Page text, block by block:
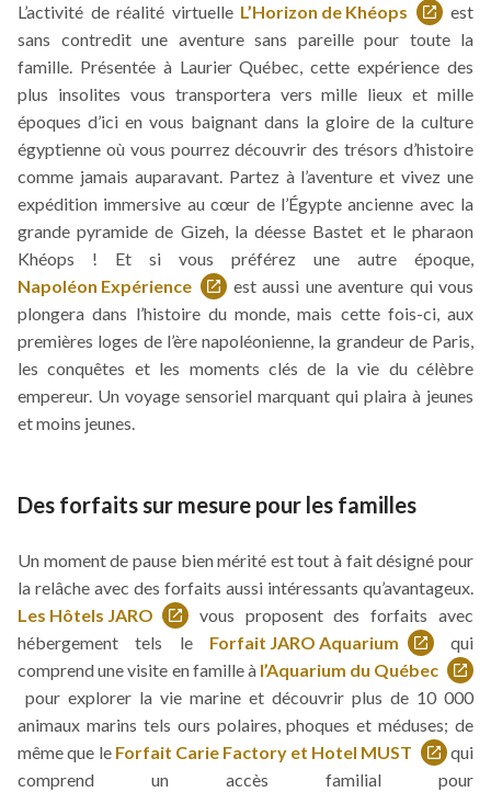
L’activité de réalité virtuelle L’Horizon de Khéops
Ce
lien
s'ouvrira
dans
une
nouvelle
fenêtre
est
sans contredit une aventure sans pareille pour toute la
famille. Présentée à Laurier Québec, cette expérience des
plus insolites vous transportera vers mille lieux et mille
époques d’ici en vous baignant dans la gloire de la culture
égyptienne où vous pourrez découvrir des trésors d’histoire
comme jamais auparavant. Partez à l’aventure et vivez une
expédition immersive au cœur de l’Égypte ancienne avec la
grande pyramide de Gizeh, la déesse Bastet et le pharaon
Khéops ! Et si vous préférez une autre époque,
Napoléon Expérience
Ce
lien
s'ouvrira
dans
une
nouvelle
est aussi une aventure qui vous
plongera dans l’histoire du monde, mais cette fois-ci, aux
premières loges de l’ère napoléonienne, la grandeur de Paris,
les conquêtes et les moments clés de la vie du célèbre
empereur. Un voyage sensoriel marquant qui plaira à jeunes
et moins jeunes.
Des forfaits sur mesure pour les familles
Un moment de pause bien mérité est tout à fait désigné pour
la relâche avec des forfaits aussi intéressants qu’avantageux.
Les Hôtels JARO
Ce
lien
s'ouvrira
dans
une
nouvelle
vous proposent des forfaits avec
hébergement tels le Forfait JARO Aquarium
Ce
lien
s'ouvrira
dans
une
qui
comprend une visite en famille à l’Aquarium du Québec
Ce
lien
s'ouvrira
dans
pour explorer la vie marine et découvrir plus de 10 000
animaux marins tels ours polaires, phoques et méduses; de
même que le Forfait Carie Factory et Hotel MUST
Ce
qui
comprend un accès familial pour